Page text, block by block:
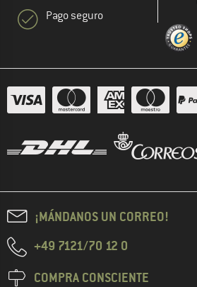
Pago seguro
¡MÁNDANOS UN CORREO!
+49 7121/70 12 0
COMPRA CONSCIENTE